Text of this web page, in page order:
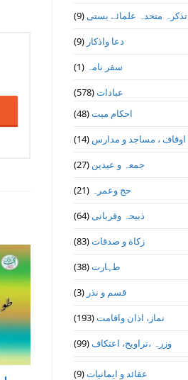
تذكرہ متحدہ علمائے بستى(9)
دعا واذكار (9)
سفر نامہ (1)
عبادات(578)
احکام میت(48)
اوقاف ، مساجد و مدارس (14)
جمعہ و عیدین (27)
حج وعمرہ (21)
ذبیحہ وقربانی(64)
زکاة و صدقات(83)
طہارت(38)
قسم و نذر (3)
نماز، اذان واقامت(193)
وزرہ ،تراويح، اعتكاف(99)
عقائد و ایمانیات(9)